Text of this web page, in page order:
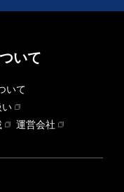
いて
いて
い
運営会社